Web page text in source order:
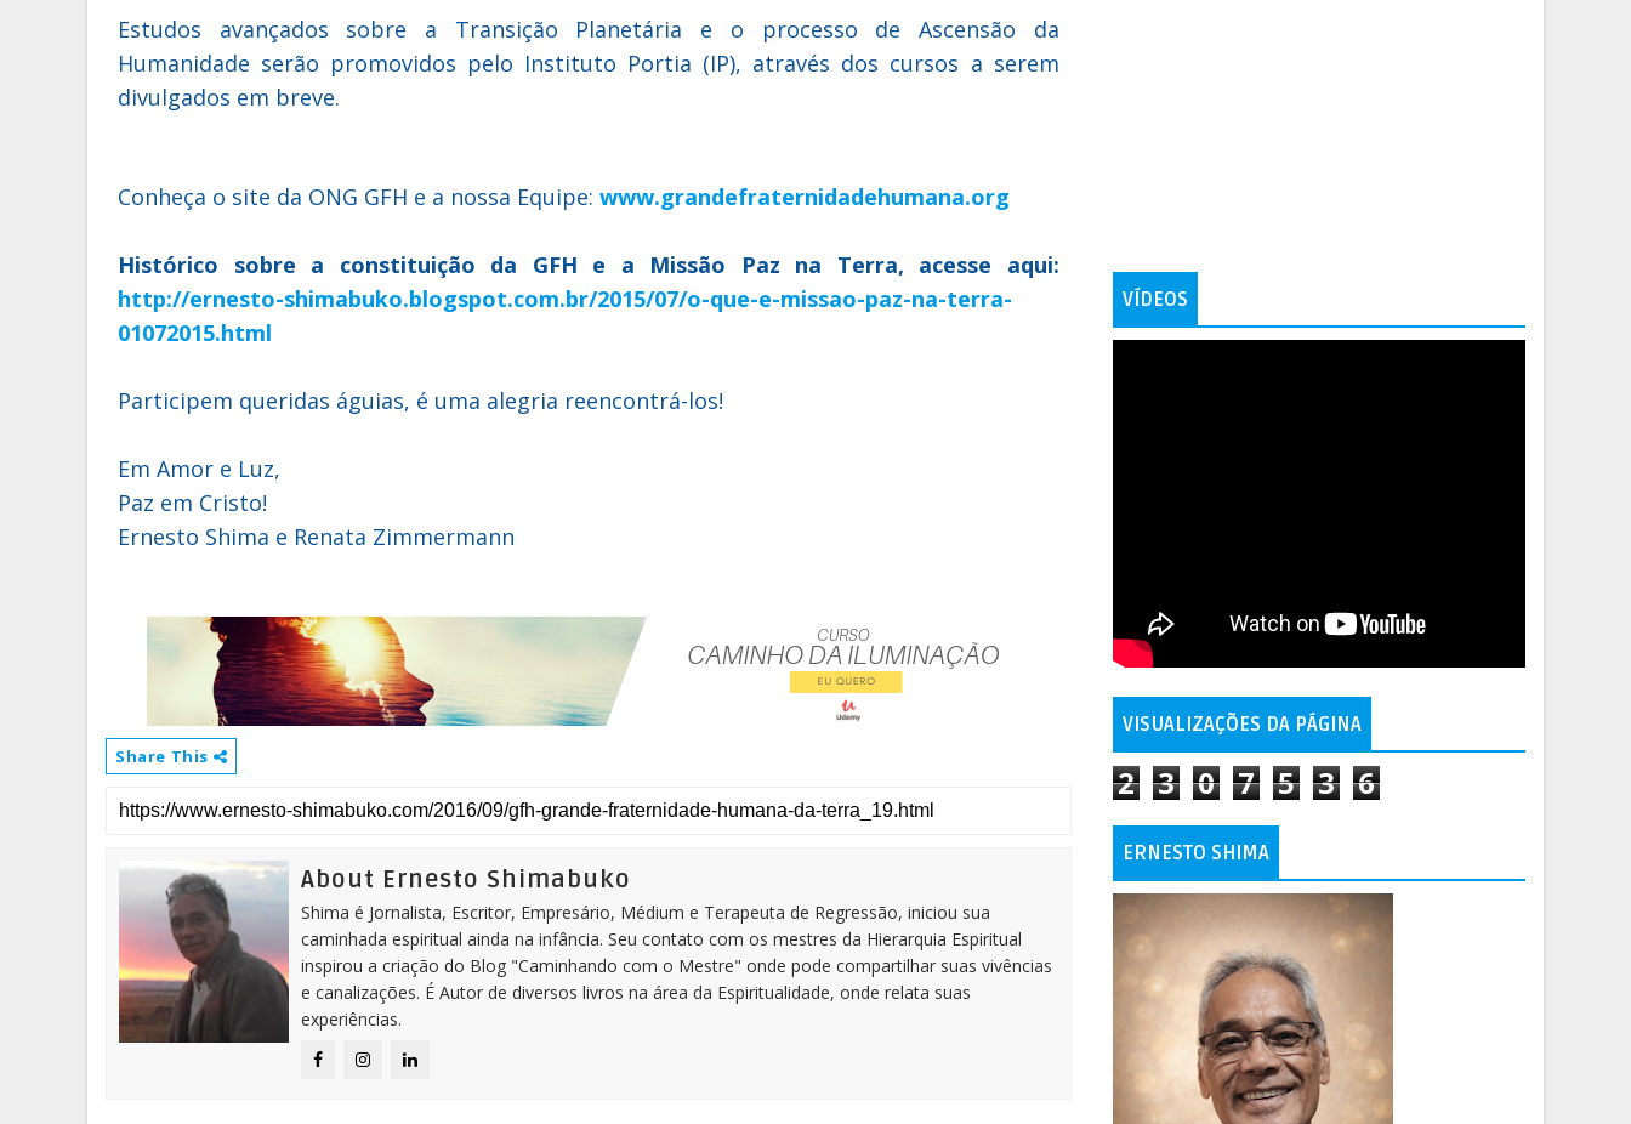
Estudos avançados sobre a Transição Planetária e o processo de Ascensão da
Humanidade serão promovidos pelo Instituto Portia (IP), através dos cursos a serem
divulgados em breve.
Conheça o site da ONG GFH e a nossa Equipe: www.grandefraternidadehumana.org
Histórico sobre a constituição da GFH e a Missão Paz na Terra, acesse aqui:
http://ernesto-shimabuko.blogspot.com.br/2015/07/o-que-e-missao-paz-na-terra-
01072015.html
Participem queridas águias, é uma alegria reencontrá-los!
Em Amor e Luz,
Paz em Cristo!
Ernesto Shima e Renata Zimmermann
Share This
About Ernesto Shimabuko
Shima é Jornalista, Escritor, Empresário, Médium e Terapeuta de Regressão, iniciou sua
caminhada espiritual ainda na infância. Seu contato com os mestres da Hierarquia Espiritual
inspirou a criação do Blog "Caminhando com o Mestre" onde pode compartilhar suas vivências
e canalizações. É Autor de diversos livros na área da Espiritualidade, onde relata suas
experiências.
VÍDEOS
VISUALIZAÇÕES DA PÁGINA
2 3 0 7 5 3 6
ERNESTO SHIMA